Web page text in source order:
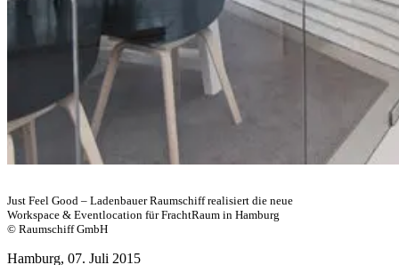
Just Feel Good – Ladenbauer Raumschiff realisiert die neue
Workspace & Eventlocation für FrachtRaum in Hamburg
© Raumschiff GmbH
Hamburg, 07. Juli 2015